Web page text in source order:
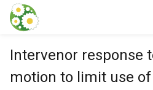
本文に飛ぶ
Intervenor response
motion to limit use